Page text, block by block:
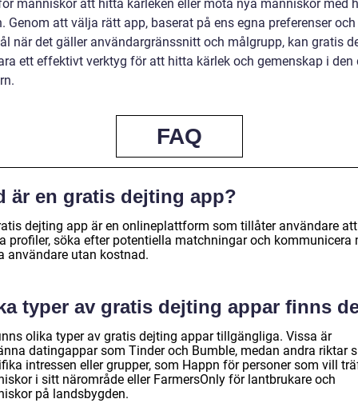
människor att hitta kärleken eller möta nya människor med
Genom att välja rätt app, baserat på ens egna preferenser och
när det gäller användargränssnitt och målgrupp, kan gratis
ett effektivt verktyg för att hitta kärlek och gemenskap i den
FAQ
är en gratis dejting app?
dejting app är en onlineplattform som tillåter användare att
profiler, söka efter potentiella matchningar och kommunicera
användare utan kostnad.
typer av gratis dejting appar finns
olika typer av gratis dejting appar tillgängliga. Vissa är
datingappar som Tinder och Bumble, medan andra riktar
intressen eller grupper, som Happn för personer som vill
i sitt närområde eller FarmersOnly för lantbrukare och
på landsbygden.